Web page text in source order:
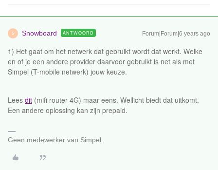
S Snowboard ANTWOORD Forum|Forum|6 years ago
1) Het gaat om het netwerk dat gebruikt wordt dat werkt. Welke
en of je een andere provider daarvoor gebruikt is net als met
Simpel (T-mobile netwerk) jouw keuze.
Lees dit (mifi router 4G) maar eens. Wellicht biedt dat uitkomt.
Een andere oplossing kan zijn prepaid.
Geen medewerker van Simpel.